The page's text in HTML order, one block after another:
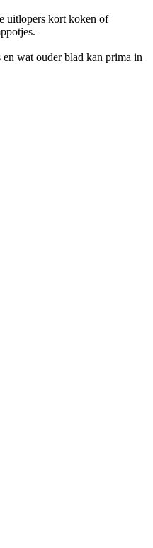
uitlopers kort koken of
wat ouder blad kan prima in